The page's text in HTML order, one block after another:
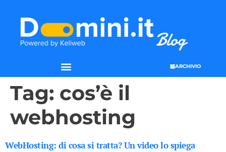
ARCHIVIO
Tag: cos’è il
webhosting
WebHosting: di cosa si tratta? Un video lo spiega